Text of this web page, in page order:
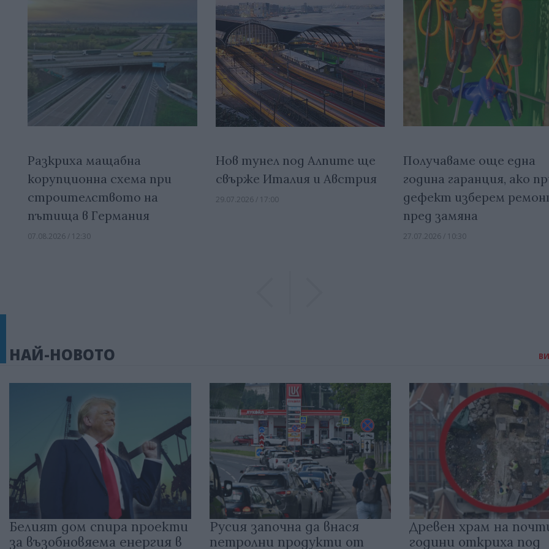
Разкриха мащабна
корупционна схема при
строителството на
пътища в Германия
07.08.2026 / 12:30
Нов тунел под Алпите ще
свърже Италия и Австрия
29.07.2026 / 17:00
Получаваме още една
година гаранция, ако
дефект изберем
пред замяна
27.07.2026 / 10:30
НАЙ-НОВОТО
Белият дом спира проекти
за възобновяема енергия в
Русия започна да внася
петролни продукти от
Древен храм на
години откриха под